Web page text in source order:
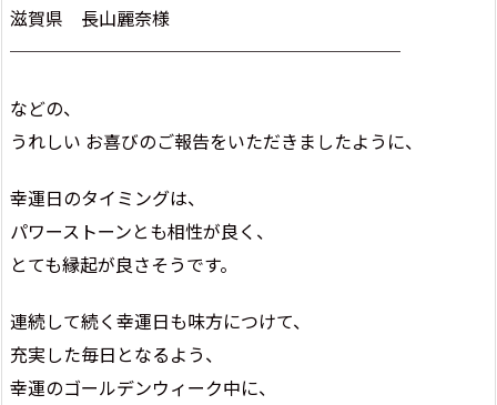
滋賀県 長山麗奈様
──────────────────────
などの、
うれしい お喜びのご報告をいただきましたように、
幸運日のタイミングは、
パワーストーンとも相性が良く、
とても縁起が良さそうです。
連続して続く幸運日も味方につけて、
充実した毎日となるよう、
幸運のゴールデンウィーク中に、